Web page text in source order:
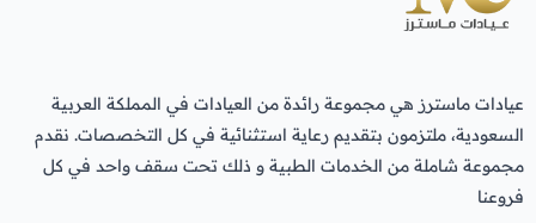
عيادات ماسترز هي مجموعة رائدة من العيادات في المملكة العربية
السعودية، ملتزمون بتقديم رعاية استثنائية في كل التخصصات. نقدم
مجموعة شاملة من الخدمات الطبية و ذلك تحت سقف واحد في كل
فروعنا